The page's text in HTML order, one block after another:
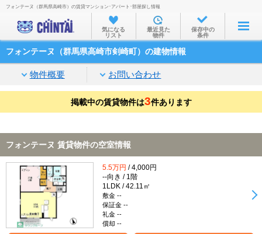
お部屋を探す
沿線・駅から
住所から
家賃相場から
通勤通学時間から
不動産会社から
TOP
フォンテーヌ（群馬県高崎市）の賃貸マンション･アパート･部屋探し情報
気になる
リスト
最近見た
物件
保存中の
条件
フォンテーヌ（群馬県高崎市剣崎町）の建物情報
物件概要 お問い合わせ
掲載中の賃貸物件は3件あります
フォンテーヌ 賃貸物件の空室情報
5.5万円 / 4,000円
--向き / 1階
1LDK / 42.11㎡
敷金 --
保証金 --
礼金 --
償却 --